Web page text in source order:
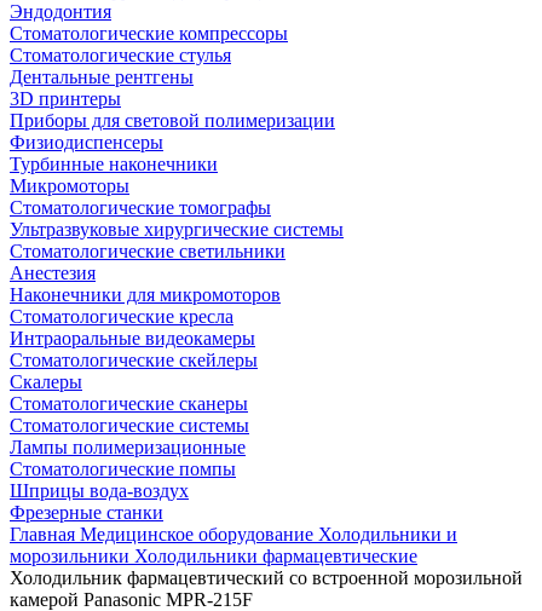
Эндодонтия
Стоматологические компрессоры
Стоматологические стулья
Дентальные рентгены
3D принтеры
Приборы для световой полимеризации
Физиодиспенсеры
Турбинные наконечники
Микромоторы
Стоматологические томографы
Ультразвуковые хирургические системы
Стоматологические светильники
Анестезия
Наконечники для микромоторов
Стоматологические кресла
Интраоральные видеокамеры
Стоматологические скейлеры
Скалеры
Стоматологические сканеры
Стоматологические системы
Лампы полимеризационные
Стоматологические помпы
Шприцы вода-воздух
Фрезерные станки
Главная Медицинское оборудование Холодильники и
морозильники Холодильники фармацевтические
Холодильник фармацевтический со встроенной морозильной
камерой Panasonic MPR-215F